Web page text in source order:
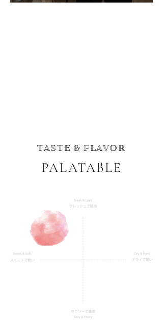
TASTE & FLAVOR
PALATABLE